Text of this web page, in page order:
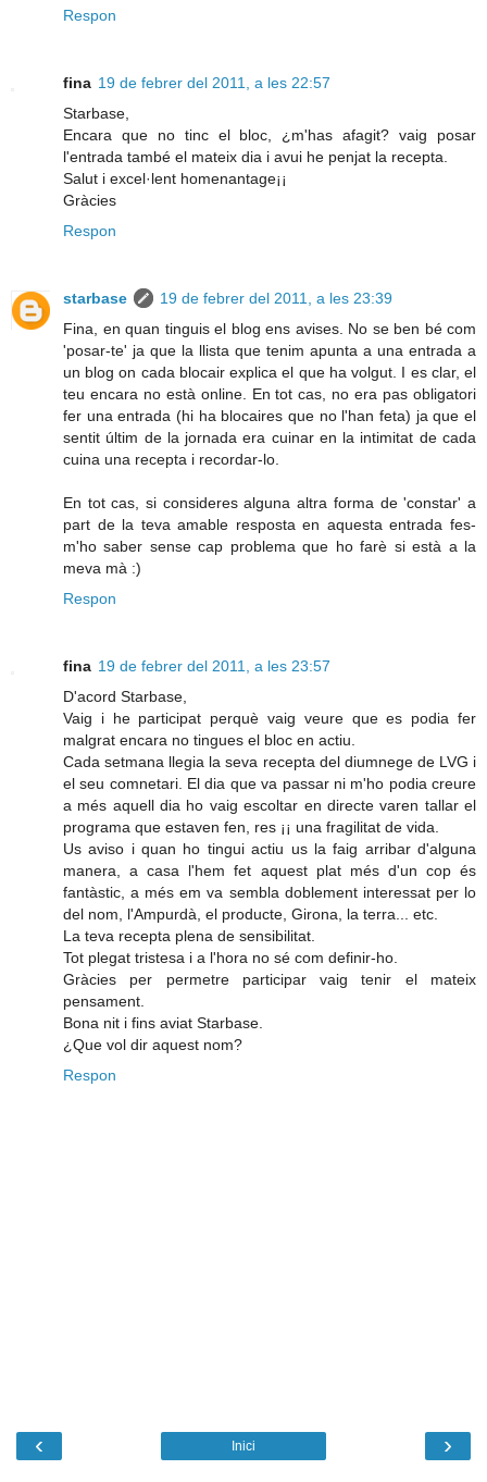
Respon
fina 19 de febrer del 2011, a les 22:57
Starbase,
Encara que no tinc el bloc, ¿m'has afagit? vaig posar
l'entrada també el mateix dia i avui he penjat la recepta.
Salut i excel·lent homenantage¡¡
Gràcies
Respon
starbase
19 de febrer del 2011, a les 23:39
Fina, en quan tinguis el blog ens avises. No se ben bé com
'posar-te' ja que la llista que tenim apunta a una entrada a
un blog on cada blocair explica el que ha volgut. I es clar, el
teu encara no està online. En tot cas, no era pas obligatori
fer una entrada (hi ha blocaires que no l'han feta) ja que el
sentit últim de la jornada era cuinar en la intimitat de cada
cuina una recepta i recordar-lo.
En tot cas, si consideres alguna altra forma de 'constar' a
part de la teva amable resposta en aquesta entrada fes-
m'ho saber sense cap problema que ho farè si està a la
meva mà :)
Respon
fina 19 de febrer del 2011, a les 23:57
D'acord Starbase,
Vaig i he participat perquè vaig veure que es podia fer
malgrat encara no tingues el bloc en actiu.
Cada setmana llegia la seva recepta del diumnege de LVG i
el seu comnetari. El dia que va passar ni m'ho podia creure
a més aquell dia ho vaig escoltar en directe varen tallar el
programa que estaven fen, res ¡¡ una fragilitat de vida.
Us aviso i quan ho tingui actiu us la faig arribar d'alguna
manera, a casa l'hem fet aquest plat més d'un cop és
fantàstic, a més em va sembla doblement interessat per lo
del nom, l'Ampurdà, el producte, Girona, la terra... etc.
La teva recepta plena de sensibilitat.
Tot plegat tristesa i a l'hora no sé com definir-ho.
Gràcies per permetre participar vaig tenir el mateix
pensament.
Bona nit i fins aviat Starbase.
¿Que vol dir aquest nom?
Respon
‹ ›
Inici